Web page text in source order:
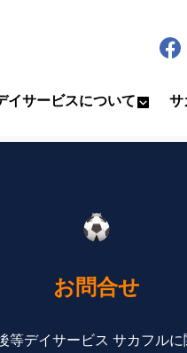
イサービスについて サ
お問合せ
等デイサービス サカフルに